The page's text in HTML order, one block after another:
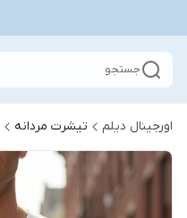
جستجو
اورجینال دیلم تیشرت مردانه